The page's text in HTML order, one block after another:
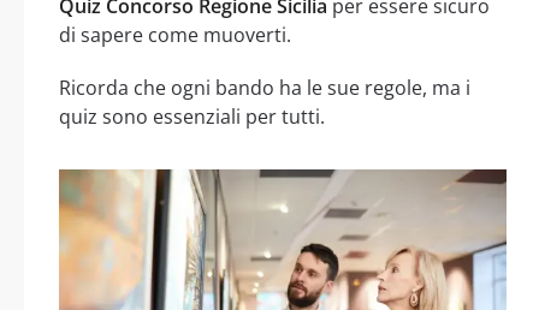
Quiz Concorso Regione Sicilia per essere sicuro
di sapere come muoverti.
Ricorda che ogni bando ha le sue regole, ma i
quiz sono essenziali per tutti.